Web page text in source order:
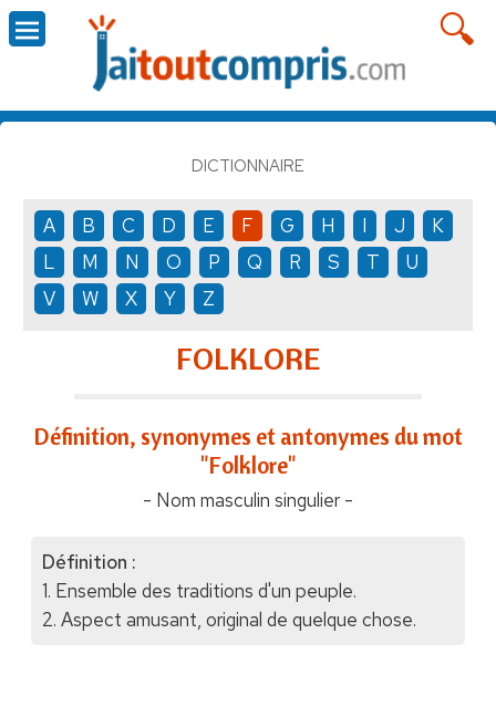
DICTIONNAIRE
A B C D E F G H I J
K
L
M N O P Q R S T
U
V
W X Y Z
FOLKLORE
Définition, synonymes et antonymes du mot
"Folklore"
- Nom masculin singulier -
Définition :
1. Ensemble des traditions d'un peuple.
2. Aspect amusant, original de quelque chose.